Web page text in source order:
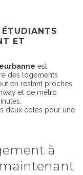
ET
est
des logements
en restant proches
et de métro
deux côtés pour une
à
maintenant